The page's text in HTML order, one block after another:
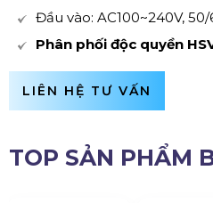
Đầu vào: AC100~240V,
Phân phối độc quyền
LIÊN HỆ TƯ VẤN
TOP SẢN PHẨM